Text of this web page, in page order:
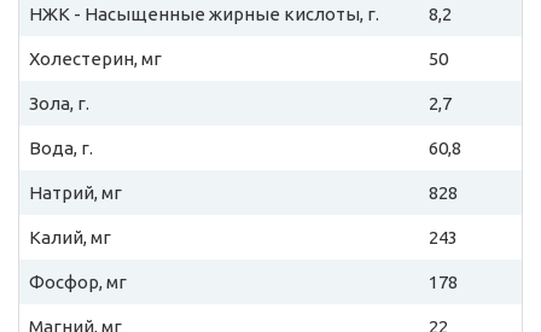
НЖК - Насыщенные жирные кислоты, г. 8,2
Холестерин, мг 50
Зола, г. 2,7
Вода, г. 60,8
Натрий, мг 828
Калий, мг 243
Фосфор, мг 178
Магний, мг 22